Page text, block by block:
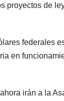
proyectos de
federales
en
irán a la